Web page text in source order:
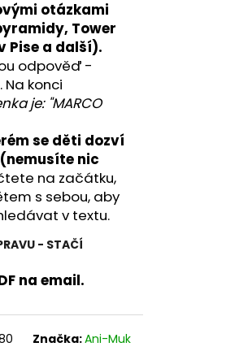
otázkami
Tower
Pise a další).
odpověď -
konci
je: "MARCO
se děti dozví
nic
na začátku,
s sebou, aby
v textu.
- STAČÍ
na email.
Značka:Ani-Muk